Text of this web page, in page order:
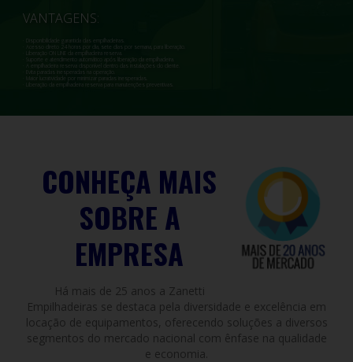
VANTAGENS:
· Disponibilidade garantida das empilhadeiras.
· Acesso direto 24 horas por dia, sete dias por semana, para liberação.
· Liberação ON LINE da empilhadeira reserva.
· Suporte e atendimento automático após liberação da empilhadeira.
· A empilhadeira reserva disponível dentro das instalações do cliente.
· Evita paradas inesperadas na operação.
· Maior lucratividade por minimizar paradas inesperadas.
· Liberação da empilhadeira reserva para manutenções preventivas.
CONHEÇA MAIS
SOBRE A
EMPRESA
Há mais de 25 anos a Zanetti
Empilhadeiras se destaca pela diversidade e excelência em
locação de equipamentos, oferecendo soluções a diversos
segmentos do mercado nacional com ênfase na qualidade
e economia.